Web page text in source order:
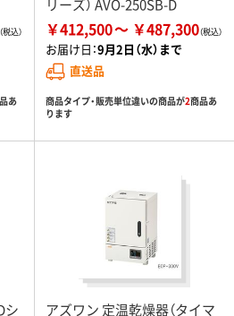
あ
リーズ） AVO-250SB-D
￥412,500 ￥487,300
お届け日：9月2日（水）まで
直送品
商品タイプ・販売単位違いの商品が2商品あ
ります
シ
アズワン 定温乾燥器（タイマ